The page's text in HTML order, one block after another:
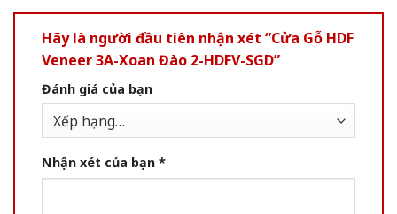
Hãy là người đầu tiên nhận xét “Cửa Gỗ HDF
Veneer 3A-Xoan Đào 2-HDFV-SGD”
Đánh giá của bạn
Nhận xét của bạn *